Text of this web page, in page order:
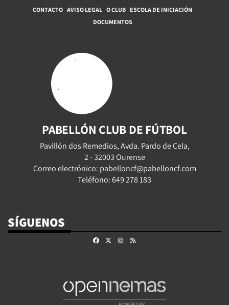
CONTACTO AVISO LEGAL O CLUB ESCOLA DE INICIACIÓN
DOCUMENTOS
PABELLÓN CLUB DE FÚTBOL
Pavillón dos Remedios, Avda. Pardo de Cela,
2 - 32003 Ourense
Correo electrónico: pabelloncf@pabelloncf.com
Teléfono: 649 278 183
SÍGUENOS
FacebookInstagram